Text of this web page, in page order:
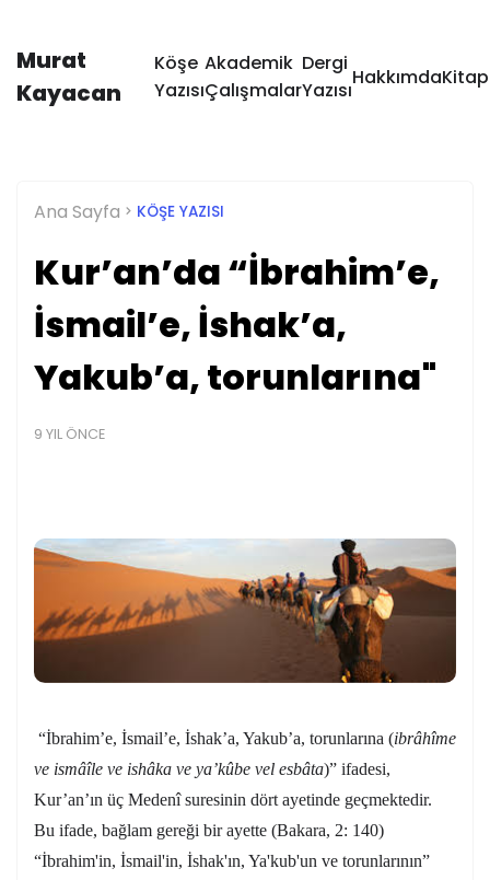
Murat
Kayacan
Köşe
Yazısı
Akademik
Çalışmalar
Dergi
Yazısı
HakkımdaKitap
Ana Sayfa KÖŞE YAZISI
Kur’an’da “İbrahim’e,
İsmail’e, İshak’a,
Yakub’a, torunlarına"
9 YIL ÖNCE
“İbrahim’e, İsmail’e, İshak’a, Yakub’a, torunlarına (ibrâhîme
ve ismâîle ve ishâka ve ya’kûbe vel esbâta)” ifadesi,
Kur’an’ın üç Medenî suresinin dört ayetinde geçmektedir.
Bu ifade, bağlam gereği bir ayette (Bakara, 2: 140)
“İbrahim'in, İsmail'in, İshak'ın, Ya'kub'un ve torunlarının”